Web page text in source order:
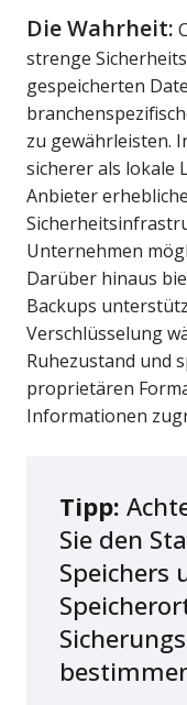
Die Wahrheit:
strenge
gespeicherten
zu gewährleisten.
sicherer als lokale
Anbieter
Unternehmen
Darüber hinaus
Backups
Verschlüsselung
Ruhezustand und
proprietären
Informationen
Tipp:
Sie den
Speichers